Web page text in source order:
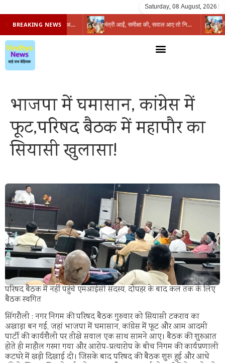
Saturday, 08 August, 2026
BREAKING NEWS प्रभारी मंत्री के निशाने पर नगर निगम,अफसरों को 10 दिन का अल्टीमेटम,नहीं होगी कार्रवाई, महापौर-आयुक्त के बीच सौहार्दहीनता पर मंत्री ने उठाए सवाल मंत्री आईं, समीक्षा की, सवाल आए तो निकल गईं – खाली जयंत चौंकीं पर नहीं दिया जवाब
भाजपा में घमासान, कांग्रेस में
फूट,परिषद बैठक में महापौर का
सियासी खुलासा!
परिषद बैठक में नहीं पहुंचे एमआईसी सदस्य, दोपहर के बाद कल तक के लिए
बैठक स्थगित
सिंगरौली : नगर निगम की परिषद बैठक गुरुवार को सियासी टकराव का
अखाड़ा बन गई, जहां भाजपा में घमासान, कांग्रेस में फूट और आम आदमी
पार्टी की कार्यशैली पर तीखे सवाल एक साथ सामने आए। बैठक की शुरुआत
होते ही माहौल गरमा गया और आरोप-प्रत्यारोप के बीच निगम की कार्यप्रणाली
कटघरे में खड़ी दिखाई दी। जिसके बाद परिषद की बैठक शुरू हुई और आधे